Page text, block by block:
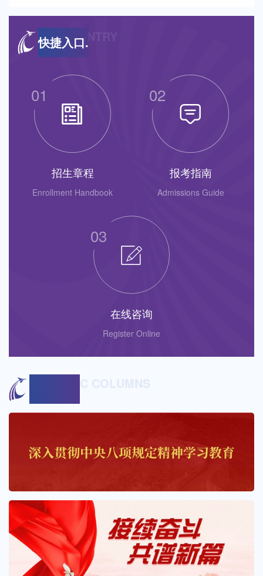
快捷入口.
QUICK ENTRY
01
招生章程
Enrollment Handbook
02
报考指南
Admissions Guide
03
在线咨询
Register Online